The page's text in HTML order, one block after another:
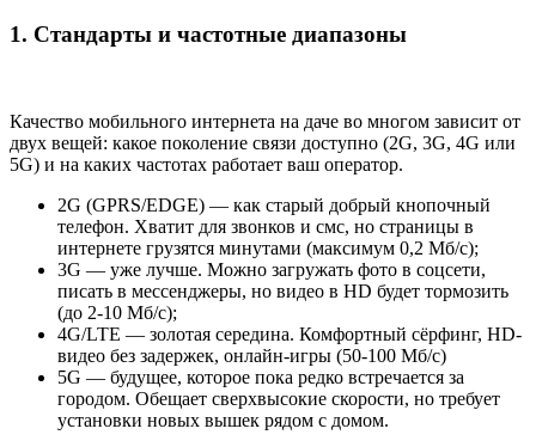
1. Стандарты и частотные диапазоны
Качество мобильного интернета на даче во многом зависит от
двух вещей: какое поколение связи доступно (2G, 3G, 4G или
5G) и на каких частотах работает ваш оператор.
2G (GPRS/EDGE) — как старый добрый кнопочный
телефон. Хватит для звонков и смс, но страницы в
интернете грузятся минутами (максимум 0,2 Мб/с);
3G — уже лучше. Можно загружать фото в соцсети,
писать в мессенджеры, но видео в HD будет тормозить
(до 2-10 Мб/с);
4G/LTE — золотая середина. Комфортный сёрфинг, HD-
видео без задержек, онлайн-игры (50-100 Мб/с)
5G — будущее, которое пока редко встречается за
городом. Обещает сверхвысокие скорости, но требует
установки новых вышек рядом с домом.